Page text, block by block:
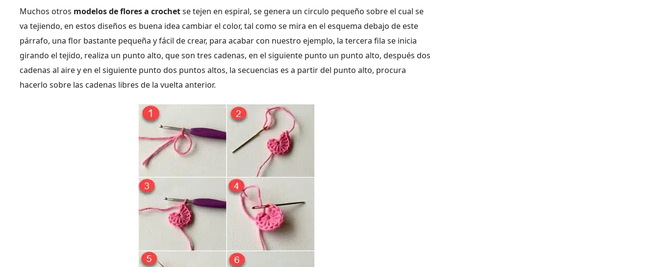
Muchos otros modelos de flores a crochetse tejen en espiral, se genera un circulo pequeño sobre el cual se
va tejiendo, en estos diseños es buena idea cambiar el color, tal como se mira en el esquema debajo de este
párrafo, una flor bastante pequeña y fácil de crear, para acabar con nuestro ejemplo, la tercera fila se inicia
girando el tejido, realiza un punto alto, que son tres cadenas, en el siguiente punto un punto alto, después dos
cadenas al aire y en el siguiente punto dos puntos altos, la secuencias es a partir del punto alto, procura
hacerlo sobre las cadenas libres de la vuelta anterior.